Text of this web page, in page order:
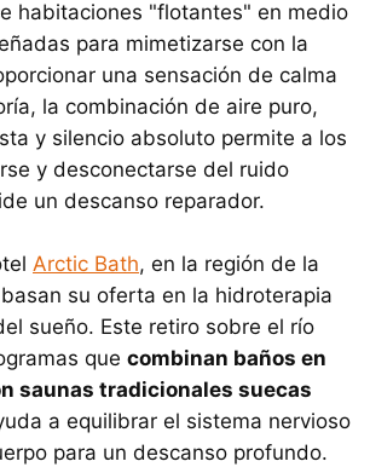
habitaciones "flotantes" en medio
para mimetizarse con la
una sensación de calma
la combinación de aire puro,
y silencio absoluto permite a los
y desconectarse del ruido
un descanso reparador.
Arctic Bath, en la región de la
su oferta en la hidroterapia
sueño. Este retiro sobre el río
que combinan baños en
saunas tradicionales suecas
a equilibrar el sistema nervioso
para un descanso profundo.